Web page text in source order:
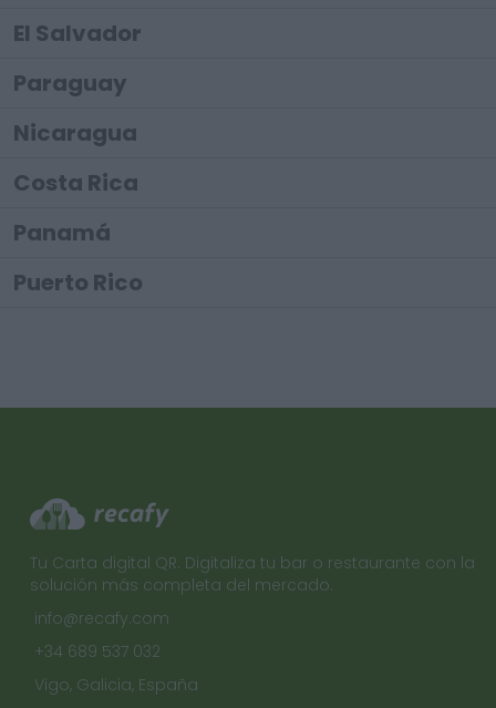
El Salvador
Paraguay
Nicaragua
Costa Rica
Panamá
Puerto Rico
Tu Carta digital QR. Digitaliza tu bar o restaurante con la
solución más completa del mercado.
info@recafy.com
+34 689 537 032
Vigo, Galicia, España